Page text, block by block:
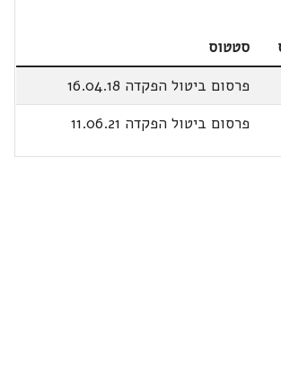
סטטוס
פרסום ביטול הפקדה 16.04.18
פרסום ביטול הפקדה 11.06.21